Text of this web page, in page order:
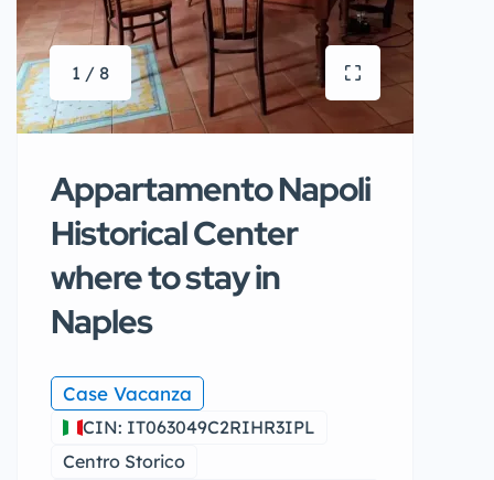
1 / 8
Appartamento Napoli
Historical Center
where to stay in
Naples
Case Vacanza
CIN: IT063049C2RIHR3IPL
Centro Storico